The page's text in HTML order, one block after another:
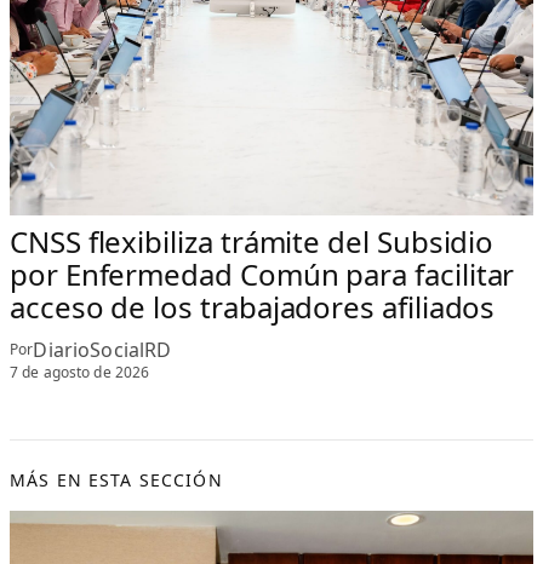
CNSS flexibiliza trámite del Subsidio
por Enfermedad Común para facilitar
acceso de los trabajadores afiliados
PorDiarioSocialRD
7 de agosto de 2026
MÁS EN ESTA SECCIÓN